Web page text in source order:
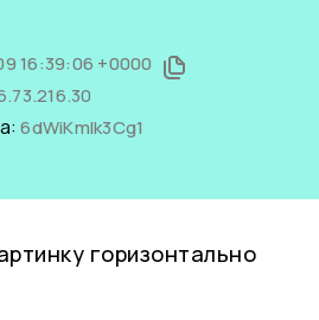
16:39:06 +0000
6dWiKmIk3Cg1
горизонтально